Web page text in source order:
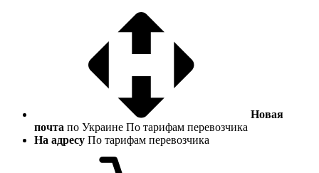
Новая
почта по Украине По тарифам перевозчика
На адресу По тарифам перевозчика